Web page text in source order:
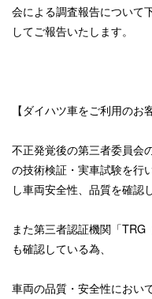
会による調査報告について
してご報告いたします。
【ダイハツ車をご利用のお
不正発覚後の第三者委員会
の技術検証・実車試験を行
し車両安全性、品質を確認
また第三者認証機関「
も確認している為、
車両の品質・安全性におい